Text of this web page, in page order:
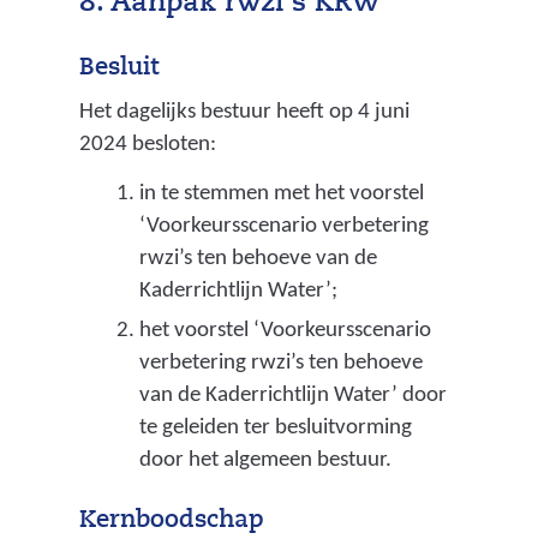
u
s
e
n
b
e
f
s
Besluit
Het dagelijks bestuur heeft op 4 juni
2024 besloten:
in te stemmen met het voorstel
‘Voorkeursscenario verbetering
rwzi’s ten behoeve van de
Kaderrichtlijn Water’;
het voorstel ‘Voorkeursscenario
verbetering rwzi’s ten behoeve
van de Kaderrichtlijn Water’ door
te geleiden ter besluitvorming
door het algemeen bestuur.
Kernboodschap